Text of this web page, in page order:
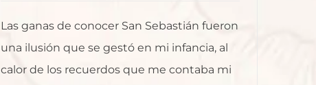
Las ganas de conocer San Sebastián fueron
una ilusión que se gestó en mi infancia, al
calor de los recuerdos que me contaba mi